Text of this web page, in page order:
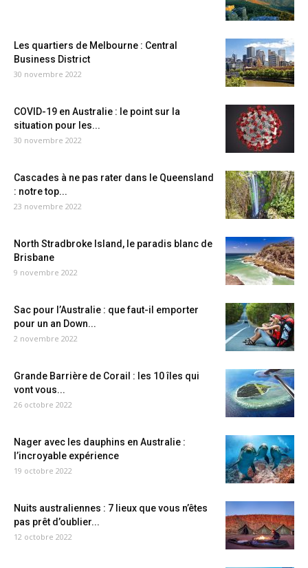
Les quartiers de Melbourne : Central
Business District
30 novembre 2022
COVID-19 en Australie : le point sur la
situation pour les...
30 novembre 2022
Cascades à ne pas rater dans le Queensland
: notre top...
23 novembre 2022
North Stradbroke Island, le paradis blanc de
Brisbane
9 novembre 2022
Sac pour l’Australie : que faut-il emporter
pour un an Down...
2 novembre 2022
Grande Barrière de Corail : les 10 îles qui
vont vous...
26 octobre 2022
Nager avec les dauphins en Australie :
l’incroyable expérience
19 octobre 2022
Nuits australiennes : 7 lieux que vous n’êtes
pas prêt d’oublier...
12 octobre 2022